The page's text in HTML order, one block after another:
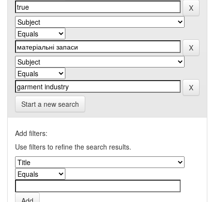
Start a new search
Add filters:
Use filters to refine the search results.